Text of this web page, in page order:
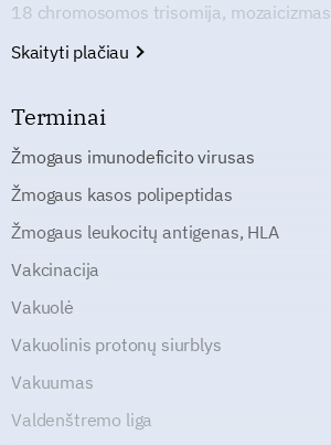
18 chromosomos trisomija, mozaicizmas
Skaityti plačiau
Terminai
Žmogaus imunodeficito virusas
Žmogaus kasos polipeptidas
Žmogaus leukocitų antigenas, HLA
Vakcinacija
Vakuolė
Vakuolinis protonų siurblys
Vakuumas
Valdenštremo liga